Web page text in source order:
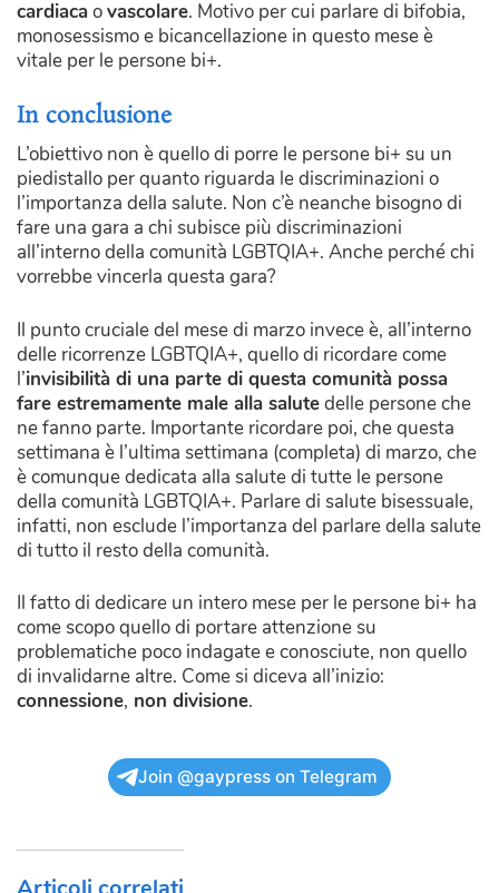
cardiacaovascolare. Motivo per cui parlare di bifobia,
monosessismo e bicancellazione in questo mese è
vitale per le persone bi+.
In conclusione
L’obiettivo non è quello di porre le persone bi+ su un
piedistallo per quanto riguarda le discriminazioni o
l’importanza della salute. Non c’è neanche bisogno di
fare una gara a chi subisce più discriminazioni
all’interno della comunità LGBTQIA+. Anche perché chi
vorrebbe vincerla questa gara?
Il punto cruciale del mese di marzo invece è, all’interno
delle ricorrenze LGBTQIA+, quello di ricordare come
l’invisibilità di una parte di questa comunità possa
fare estremamente male alla salutedelle persone che
ne fanno parte. Importante ricordare poi, che questa
settimana è l’ultima settimana (completa) di marzo, che
è comunque dedicata alla salute di tutte le persone
della comunità LGBTQIA+. Parlare di salute bisessuale,
infatti, non esclude l’importanza del parlare della salute
di tutto il resto della comunità.
Il fatto di dedicare un intero mese per le persone bi+ ha
come scopo quello di portare attenzione su
problematiche poco indagate e conosciute, non quello
di invalidarne altre. Come si diceva all’inizio:
connessione, non divisione.
Join @gaypress on Telegram